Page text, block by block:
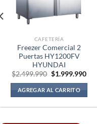
CAFETERÍA
Freezer Comercial 2
Puertas HY1200FV
HYUNDAI
$2.499.990 El
original
era:
$2.499.990.
$1.999.990El
AGREGAR AL CARRITO